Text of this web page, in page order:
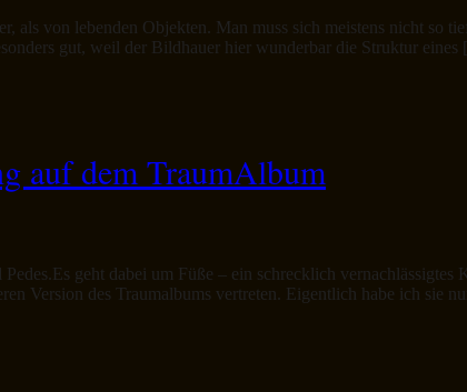
als von lebenden Objekten. Man muss sich meistens nicht so
gut, weil der Bildhauer hier wunderbar die Struktur
auf dem TraumAlbum
geht dabei um Füße – ein schrecklich
Version des Traumalbums vertreten. Eigentlich habe ich sie